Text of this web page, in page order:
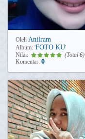
Oleh Anilram
Album: 'FOTO KU'
Nilai:
(Total 6)
Komentar: 0